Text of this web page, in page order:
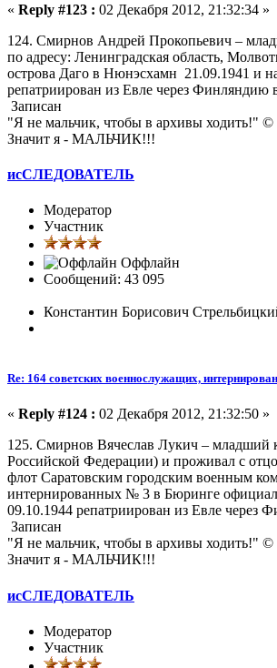
« Reply #123 : 02 Декабря 2012, 21:32:34 »
124. Смирнов Андрей Прокопьевич –
по адресу: Ленинградская область,
острова Даго в Нюнэсхамн 21.09.1941 и
репатриирован из Евле через
Записан
"Я не мальчик, чтобы в архивы ходить!"
Значит я - МАЛЬЧИК!!!
исСЛЕДОВАТЕЛЬ
Модератор
Участник
Оффлайн
Сообщений: 43 095
Константин Борисович
Re: 164 советских военнослужащих,
« Reply #124 : 02 Декабря 2012, 21:32:50 »
125. Смирнов Вячеслав Лукич – младший
Российской Федерации) и проживал с
флот Саратовским городским военным
интернированных № 3 в Бюринге
09.10.1944 репатриирован из Евле
Записан
"Я не мальчик, чтобы в архивы ходить!"
Значит я - МАЛЬЧИК!!!
исСЛЕДОВАТЕЛЬ
Модератор
Участник